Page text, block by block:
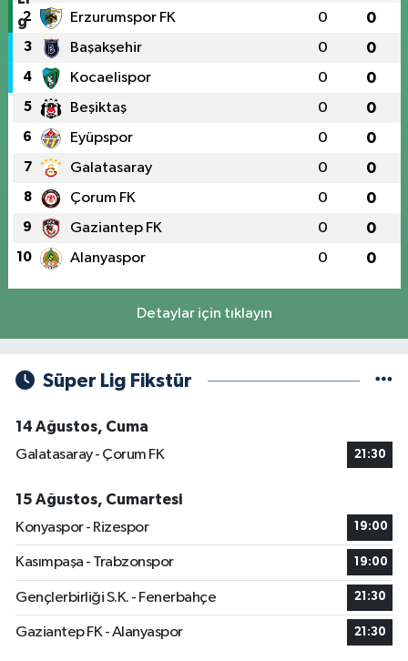
2 Erzurumspor FK 0 0
3 Başakşehir 0 0
4 Kocaelispor 0 0
5 Beşiktaş 0 0
6 Eyüpspor 0 0
7 Galatasaray 0 0
8 Çorum FK 0 0
9 Gaziantep FK 0 0
10 Alanyaspor 0 0
Detaylar için tıklayın
Süper Lig Fikstür
14 Ağustos, Cuma
Galatasaray - Çorum FK
21:30
15 Ağustos, Cumartesi
Konyaspor - Rizespor
19:00
Kasımpaşa - Trabzonspor 19:00
Gençlerbirliği S.K. - Fenerbahçe 21:30
Gaziantep FK - Alanyaspor 21:30